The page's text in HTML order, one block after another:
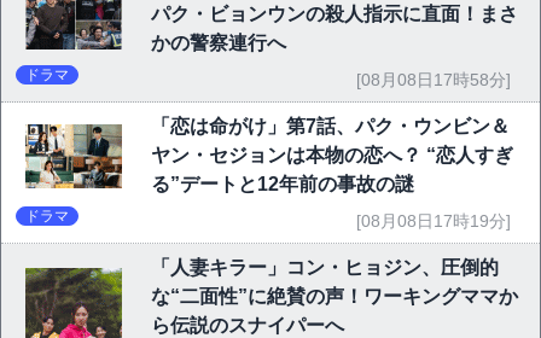
パク・ビョンウンの殺人指示に直面！まさ
かの警察連行へ
ドラマ [08月08日17時58分]
「恋は命がけ」第7話、パク・ウンビン＆
ヤン・セジョンは本物の恋へ？ “恋人すぎ
る”デートと12年前の事故の謎
ドラマ [08月08日17時19分]
「人妻キラー」コン・ヒョジン、圧倒的
な“二面性”に絶賛の声！ワーキングママか
ら伝説のスナイパーへ